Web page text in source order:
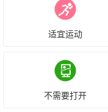
适宜运动
不需要打开